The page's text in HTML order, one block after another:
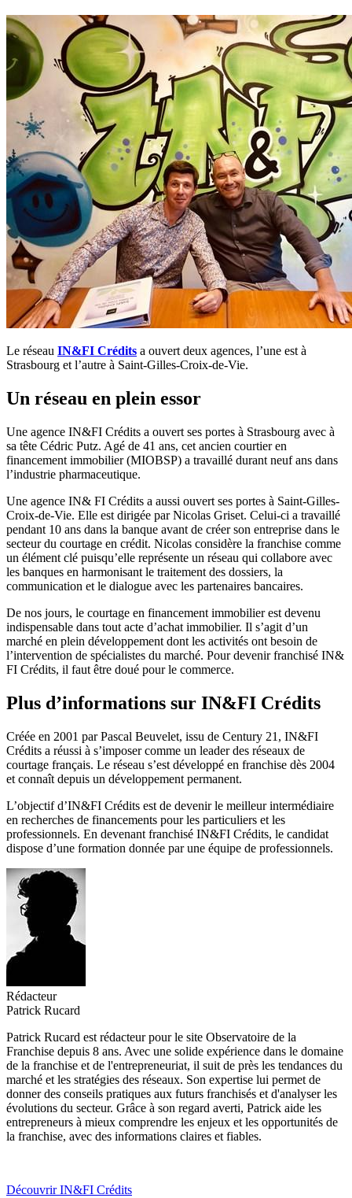
Le réseau IN&FI Crédits a ouvert deux agences, l’une est à
Strasbourg et l’autre à Saint-Gilles-Croix-de-Vie.
Un réseau en plein essor
Une agence IN&FI Crédits a ouvert ses portes à Strasbourg avec à
sa tête Cédric Putz. Agé de 41 ans, cet ancien courtier en
financement immobilier (MIOBSP) a travaillé durant neuf ans dans
l’industrie pharmaceutique.
Une agence IN& FI Crédits a aussi ouvert ses portes à Saint-Gilles-
Croix-de-Vie. Elle est dirigée par Nicolas Griset. Celui-ci a travaillé
pendant 10 ans dans la banque avant de créer son entreprise dans le
secteur du courtage en crédit. Nicolas considère la franchise comme
un élément clé puisqu’elle représente un réseau qui collabore avec
les banques en harmonisant le traitement des dossiers, la
communication et le dialogue avec les partenaires bancaires.
De nos jours, le courtage en financement immobilier est devenu
indispensable dans tout acte d’achat immobilier. Il s’agit d’un
marché en plein développement dont les activités ont besoin de
l’intervention de spécialistes du marché. Pour devenir franchisé IN&
FI Crédits, il faut être doué pour le commerce.
Plus d’informations sur IN&FI Crédits
Créée en 2001 par Pascal Beuvelet, issu de Century 21, IN&FI
Crédits a réussi à s’imposer comme un leader des réseaux de
courtage français. Le réseau s’est développé en franchise dès 2004
et connaît depuis un développement permanent.
L’objectif d’IN&FI Crédits est de devenir le meilleur intermédiaire
en recherches de financements pour les particuliers et les
professionnels. En devenant franchisé IN&FI Crédits, le candidat
dispose d’une formation donnée par une équipe de professionnels.
Rédacteur
Patrick Rucard
Patrick Rucard est rédacteur pour le site Observatoire de la
Franchise depuis 8 ans. Avec une solide expérience dans le domaine
de la franchise et de l'entrepreneuriat, il suit de près les tendances du
marché et les stratégies des réseaux. Son expertise lui permet de
donner des conseils pratiques aux futurs franchisés et d'analyser les
évolutions du secteur. Grâce à son regard averti, Patrick aide les
entrepreneurs à mieux comprendre les enjeux et les opportunités de
la franchise, avec des informations claires et fiables.
Découvrir IN&FI Crédits